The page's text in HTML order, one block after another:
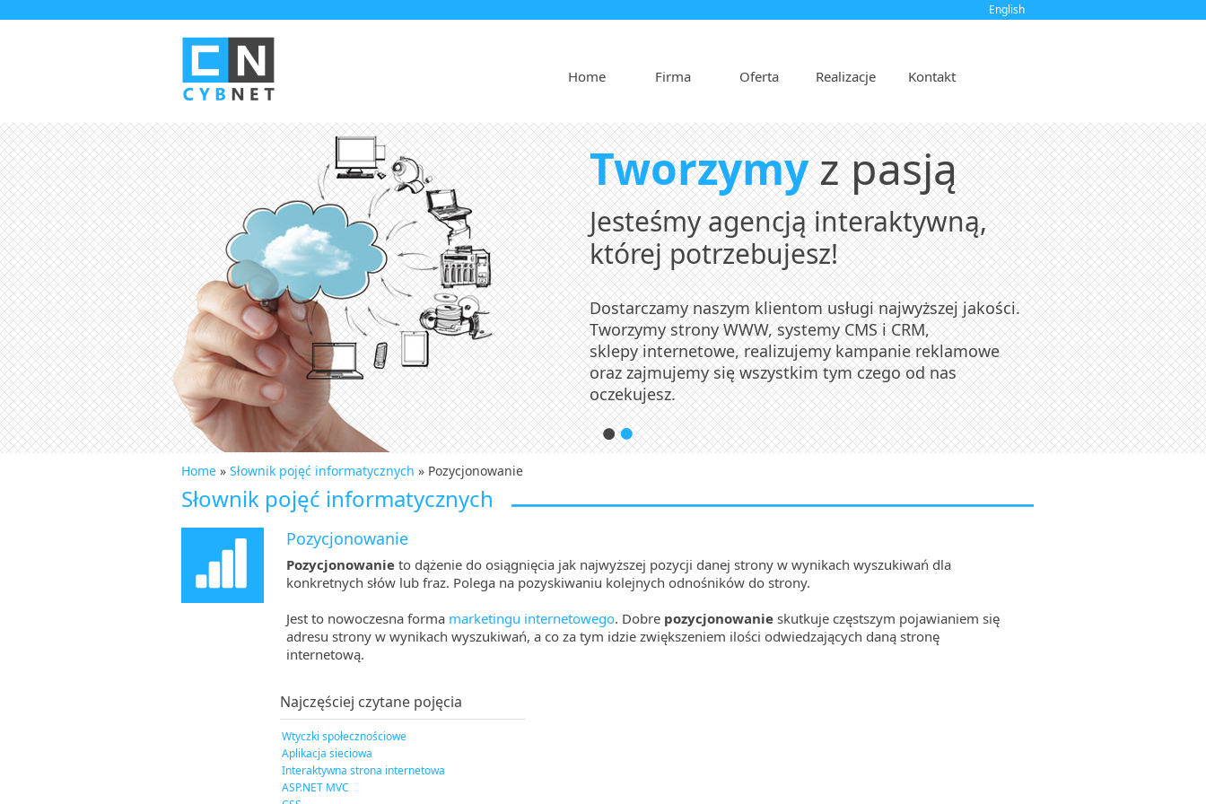
English
Home Firma Oferta Realizacje Kontakt
Tworzymyz pasją
Jesteśmy agencją interaktywną,
której potrzebujesz!
Dostarczamy naszym klientom usługi najwyższej jakości.
Tworzymy strony WWW, systemy CMS i CRM,
sklepy internetowe, realizujemy kampanie reklamowe
oraz zajmujemy się wszystkim tym czego od nas
oczekujesz.
Home » Słownik pojęć informatycznych » Pozycjonowanie
Słownik pojęć informatycznych
Pozycjonowanie
Pozycjonowanie to dążenie do osiągnięcia jak najwyższej pozycji danej strony w wynikach wyszukiwań dla
konkretnych słów lub fraz. Polega na pozyskiwaniu kolejnych odnośników do strony.
Jest to nowoczesna forma marketingu internetowego. Dobre pozycjonowanie skutkuje częstszym pojawianiem się
adresu strony w wynikach wyszukiwań, a co za tym idzie zwiększeniem ilości odwiedzających daną stronę
internetową.
Najczęściej czytane pojęcia
Wtyczki społecznościowe
Aplikacja sieciowa
Interaktywna strona internetowa
ASP.NET MVC